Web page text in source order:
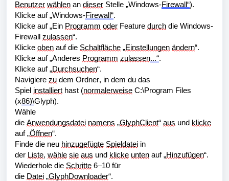
Benutzer wählen an dieser Stelle „Windows-Firewall“).
Klicke auf „Windows-Firewall“.
Klicke auf „Ein Programm oder Feature durch die Windows-
Firewall zulassen“.
Klicke oben auf die Schaltfläche „Einstellungen ändern“.
Klicke auf „Anderes Programm zulassen...“.
Klicke auf „Durchsuchen“.
Navigiere zu dem Ordner, in dem du das
Spiel installiert hast (normalerweise C:\Program Files
(x86)\Glyph).
Wähle
die Anwendungsdatei namens „GlyphClient“ aus und klicke
auf „Öffnen“.
Finde die neu hinzugefügte Spieldatei in
der Liste, wähle sie aus und klicke unten auf „Hinzufügen“.
Wiederhole die Schritte 6–10 für
die Datei „GlyphDownloader“.